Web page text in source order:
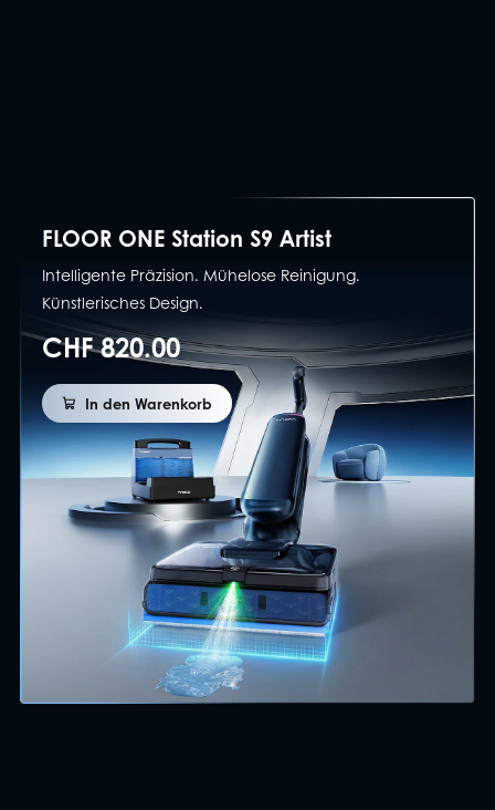
FLOOR ONE Station S9 Artist
Intelligente Präzision. Mühelose Reinigung.
Künstlerisches Design.
CHF 820.00
In den Warenkorb